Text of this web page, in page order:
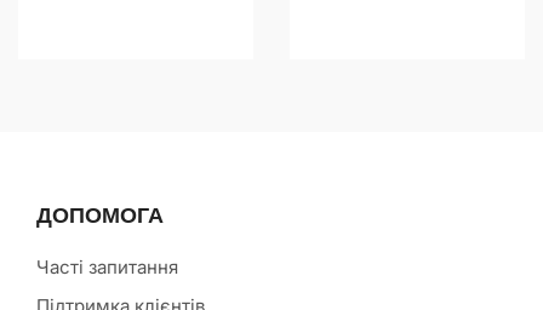
ДОПОМОГА
Часті запитання